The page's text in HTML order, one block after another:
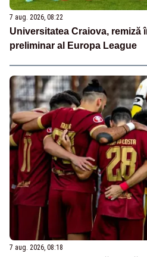
7 aug. 2026, 08:22
Universitatea Craiova, remiză
preliminar al Europa League
7 aug. 2026, 08:18